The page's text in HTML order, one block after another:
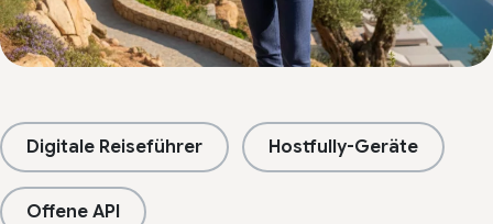
Digitale Reiseführer Hostfully-Geräte
Offene API